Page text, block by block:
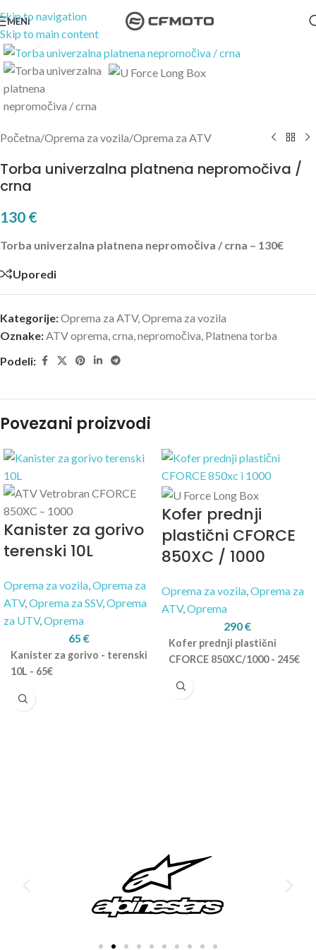
Skip to navigation
Skip to main content
MENI
Kliknite za uvećanje
Početna/Oprema za vozila/Oprema za ATV
Torba univerzalna platnena nepromočiva /
crna
130 €
Torba univerzalna platnena nepromočiva / crna – 130€
Uporedi
Kategorije:Oprema za ATV,Oprema za vozila
Oznake:ATV oprema,crna,nepromočiva, Platnena torba
Podeli:
Povezani proizvodi
Kanister za gorivo
terenski 10L
Oprema za vozila,Oprema za
ATV,Oprema za SSV,Oprema
za UTV,Oprema
65 €
Kanister za gorivo - terenski
10L - 65€
Kofer prednji
plastični CFORCE
850XC / 1000
Oprema za vozila,Oprema za
ATV,Oprema
290€
Kofer prednji plastični
CFORCE 850XC/1000 - 245€